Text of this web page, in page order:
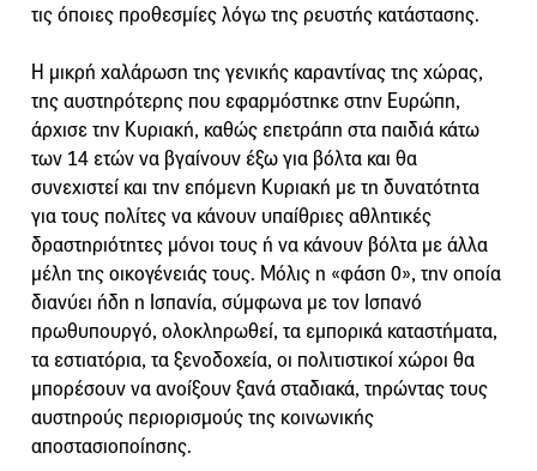
τις όποιες προθεσμίες λόγω της ρευστής κατάστασης.
Η μικρή χαλάρωση της γενικής καραντίνας της χώρας,
της αυστηρότερης που εφαρμόστηκε στην Ευρώπη,
άρχισε την Κυριακή, καθώς επετράπη στα παιδιά κάτω
των 14 ετών να βγαίνουν έξω για βόλτα και θα
συνεχιστεί και την επόμενη Κυριακή με τη δυνατότητα
για τους πολίτες να κάνουν υπαίθριες αθλητικές
δραστηριότητες μόνοι τους ή να κάνουν βόλτα με άλλα
μέλη της οικογένειάς τους. Μόλις η «φάση 0», την οποία
διανύει ήδη η Ισπανία, σύμφωνα με τον Ισπανό
πρωθυπουργό, ολοκληρωθεί, τα εμπορικά καταστήματα,
τα εστιατόρια, τα ξενοδοχεία, οι πολιτιστικοί χώροι θα
μπορέσουν να ανοίξουν ξανά σταδιακά, τηρώντας τους
αυστηρούς περιορισμούς της κοινωνικής
αποστασιοποίησης.